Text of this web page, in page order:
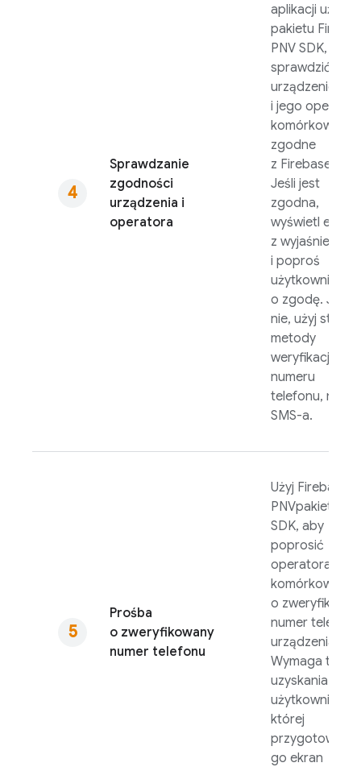
Sprawdzanie
zgodności
urządzenia i
operatora
aplikacji użyj
pakietu
PNV SDK, aby
sprawdzić, czy
urządzenie
i jego operator
komórkowy są
zgodne
z Firebase PNV
Jeśli jest
zgodna,
wyświetl ekran
z wyjaśnieniem
i poproś
użytkownika
o zgodę. Jeśli
nie, użyj
metody
weryfikacji
numeru
telefonu, np.
SMS-a.
Prośba
o zweryfikowany
numer telefonu
Użyj Firebase
PNVpakietu
SDK, aby
poprosić
operatora
komórkowego
o
numer telefonu
urządzenia.
Wymaga to
uzyskania
użytkownika,
której
przygotowuje
go ekran